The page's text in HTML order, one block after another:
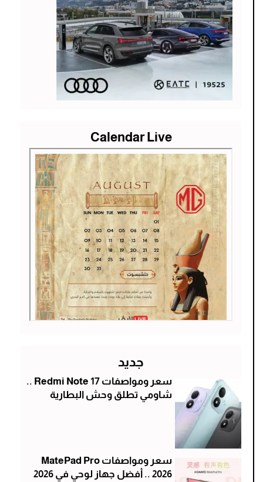
Calendar Live
جديد
سعر ومواصفات Redmi Note 17 ..
شاومي تطلق وحش البطارية
سعر ومواصفات MatePad Pro
2026 .. أفضل جهاز لوحي في 2026